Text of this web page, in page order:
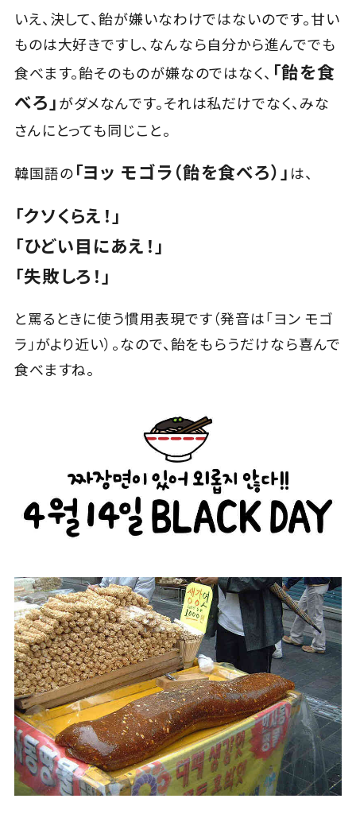
いえ、決して、飴が嫌いなわけではないのです。甘い
ものは大好きですし、なんなら自分から進んででも
食べます。飴そのものが嫌なのではなく、 「飴を食
べろ」がダメなんです。それは私だけでなく、みな
さんにとっても同じこと。
韓国語の「ヨッ モゴラ（飴を食べろ）」 は、
「クソくらえ！」
「ひどい目にあえ！」
「失敗しろ！」
と罵るときに使う慣用表現です（発音は「ヨン モゴ
ラ」がより近い）。なので、飴をもらうだけなら喜んで
食べますね。